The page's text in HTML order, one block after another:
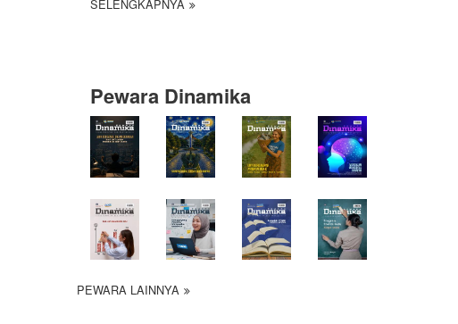
SELENGKAPNYA
Pewara Dinamika
PEWARA LAINNYA